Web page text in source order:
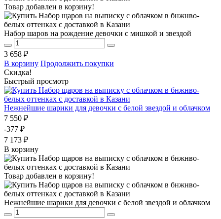
Товар добавлен в корзину!
Набор шаров на рождение девочки с мишкой и звездой
3 658 ₽
В корзину Продолжить покупки
Скидка!
Быстрый просмотр
Нежнейшие шарики для девочки с белой звездой и облачком
7 550 ₽
-377 ₽
7 173 ₽
В корзину
Товар добавлен в корзину!
Нежнейшие шарики для девочки с белой звездой и облачком